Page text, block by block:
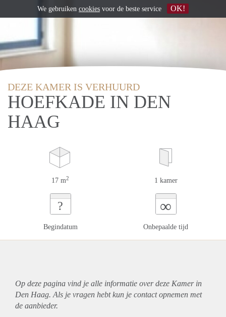
DEZE KAMER IS VERHUURD
HOEFKADE IN DEN
HAAG
17 m2 1 kamer
?
Begindatum
∞
Onbepaalde tijd
Op deze pagina vind je alle informatie over deze Kamer in
Den Haag. Als je vragen hebt kun je contact opnemen met
de aanbieder.
We gebruiken cookies voor de beste service OK!